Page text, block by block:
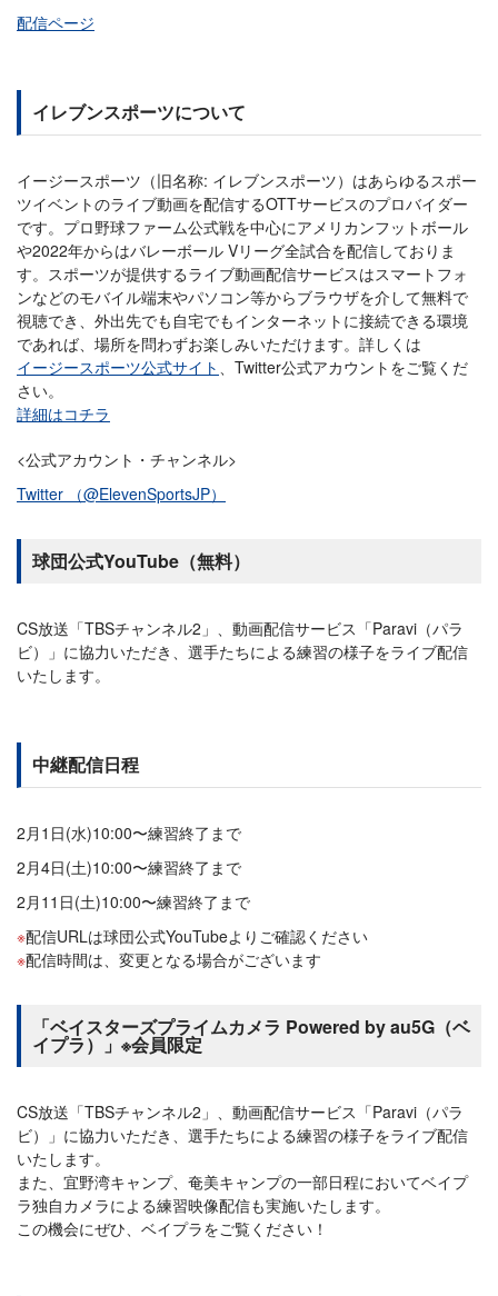
配信ページ
イレブンスポーツについて
イージースポーツ（旧名称: イレブンスポーツ）はあらゆるスポー
ツイベントのライブ動画を配信するOTTサービスのプロバイダー
です。プロ野球ファーム公式戦を中心にアメリカンフットボール
や2022年からはバレーボール Vリーグ全試合を配信しておりま
す。スポーツが提供するライブ動画配信サービスはスマートフォ
ンなどのモバイル端末やパソコン等からブラウザを介して無料で
視聴でき、外出先でも自宅でもインターネットに接続できる環境
であれば、場所を問わずお楽しみいただけます。詳しくは
イージースポーツ公式サイト
、Twitter公式アカウントをご覧くだ
さい。
詳細はコチラ
<公式アカウント・チャンネル>
Twitter （@ElevenSportsJP）
球団公式YouTube（無料）
CS放送「TBSチャンネル2」、動画配信サービス「Paravi（パラ
ビ）」に協力いただき、選手たちによる練習の様子をライブ配信
いたします。
中継配信日程
2月1日(水)10:00〜練習終了まで
2月4日(土)10:00〜練習終了まで
2月11日(土)10:00〜練習終了まで
配信URLは球団公式YouTubeよりご確認ください
配信時間は、変更となる場合がございます
「ベイスターズプライムカメラ Powered by au5G（ベ
イプラ）」※会員限定
CS放送「TBSチャンネル2」、動画配信サービス「Paravi（パラ
ビ）」に協力いただき、選手たちによる練習の様子をライブ配信
いたします。
また、宜野湾キャンプ、奄美キャンプの一部日程においてベイプ
ラ独自カメラによる練習映像配信も実施いたします。
この機会にぜひ、ベイプラをご覧ください！